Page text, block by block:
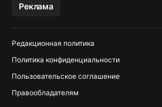
Реклама
Редакционная политика
Политика конфиденциальности
Пользовательское соглашение
Правообладателям